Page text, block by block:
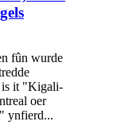
fûn wurde
is it "Kigali-
oer
ynfierd...